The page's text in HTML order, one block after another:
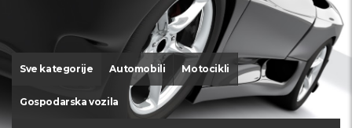
Sve kategorije Automobili Motocikli
Gospodarska vozila